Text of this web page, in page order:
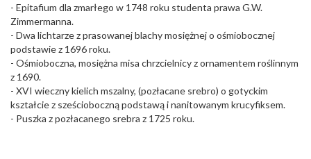
- Epitafium dla zmarłego w 1748 roku studenta prawa G.W.
Zimmermanna.
- Dwa lichtarze z prasowanej blachy mosiężnej o ośmiobocznej
podstawie z 1696 roku.
- Ośmioboczna, mosiężna misa chrzcielnicy z ornamentem roślinnym
z 1690.
- XVI wieczny kielich mszalny, (pozłacane srebro) o gotyckim
kształcie z sześcioboczną podstawą i nanitowanym krucyfiksem.
- Puszka z pozłacanego srebra z 1725 roku.